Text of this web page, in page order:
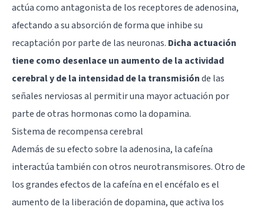
actúa como antagonista de los receptores de adenosina,
afectando a su absorción de forma que inhibe su
recaptación por parte de las neuronas. Dicha actuación
tiene como desenlace un aumento de la actividad
cerebral y de la intensidad de la transmisiónde las
señales nerviosas al permitir una mayor actuación por
parte de otras hormonas como la dopamina.
Sistema de recompensa cerebral
Además de su efecto sobre la adenosina, la cafeína
interactúa también con otros neurotransmisores. Otro de
los grandes efectos de la cafeína en el encéfalo es el
aumento de la liberación de dopamina, queactiva los